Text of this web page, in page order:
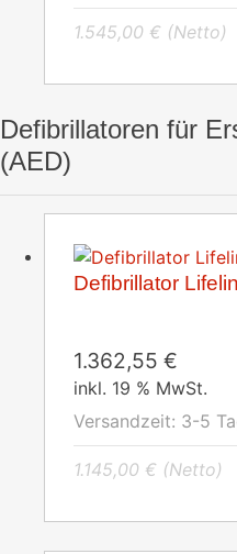
1.545,00 € (Netto)
Defibrillatoren für
(AED)
Defibrillator
1.362,55 €
inkl. 19 % MwSt.
Versandzeit: 3-5
1.145,00 € (Netto)